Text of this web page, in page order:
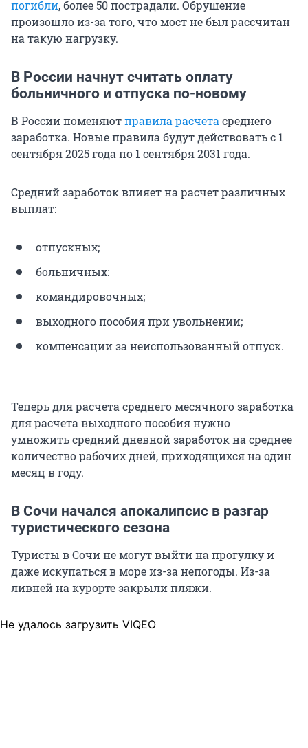
погибли, более 50 пострадали. Обрушение
произошло из-за того, что мост не был рассчитан
на такую нагрузку.
В России начнут считать оплату
больничного и отпуска по-новому
В России поменяютправила расчета среднего
заработка. Новые правила будут действовать с 1
сентября 2025 года по 1 сентября 2031 года.
Средний заработок влияет на расчет различных
выплат:
отпускных;
больничных:
командировочных;
выходного пособия при увольнении;
компенсации за неиспользованный отпуск.
Теперь для расчета среднего месячного заработка
для расчета выходного пособия нужно
умножить средний дневной заработок на среднее
количество рабочих дней, приходящихся на один
месяц в году.
В Сочи начался апокалипсис в разгар
туристического сезона
Туристы в Сочи не могут выйти на прогулку и
даже искупаться в море из-за непогоды. Из-за
ливней на курорте закрыли пляжи.
Не удалось загрузить VIQEO